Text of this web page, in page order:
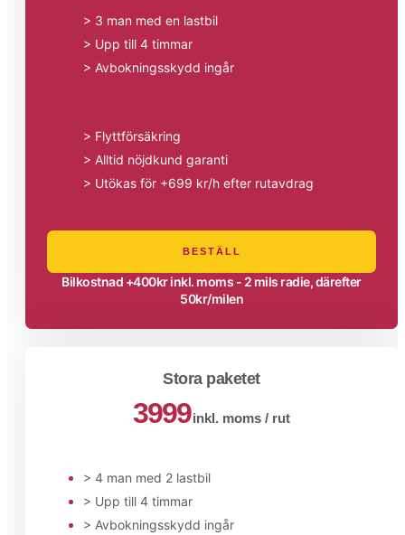
> 3 man med en lastbil
> Upp till 4 timmar
> Avbokningsskydd ingår
> Flyttförsäkring
> Alltid nöjdkund garanti
> Utökas för +699 kr/h efter rutavdrag
BESTÄLL
Bilkostnad +400kr inkl. moms - 2 mils radie, därefter
50kr/milen
Stora paketet
3999inkl. moms / rut
> 4 man med 2 lastbil
> Upp till 4 timmar
> Avbokningsskydd ingår